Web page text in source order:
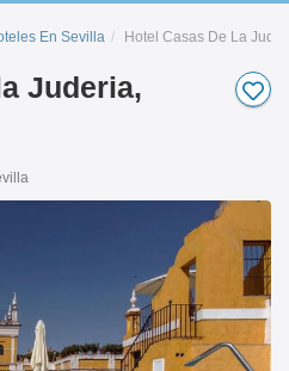
En Sevilla Hotel Casas De La
Juderia,